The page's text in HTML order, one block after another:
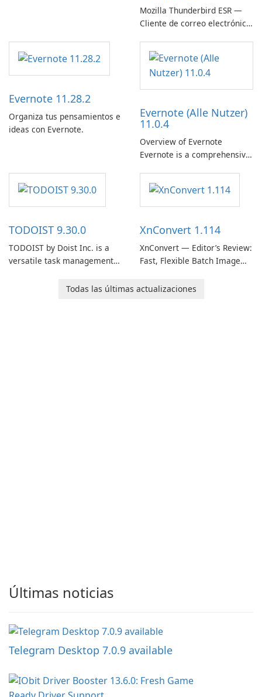
Mozilla Thunderbird ESR —
Cliente de correo electrónico
empresas
Evernote 11.28.2
Organiza tus pensamientos e
ideas con Evernote.
Evernote (Alle Nutzer)
11.0.4
Overview of Evernote
Evernote is a comprehensive
software designed to help
users capture, organize, and
access information across
TODOIST 9.30.0
TODOIST by Doist Inc. is a
versatile task management
individuals and teams
XnConvert 1.114
XnConvert — Editor’s Review:
Fast, Flexible Batch Image
macOS and Linux XnConvert
Todas las últimas actualizaciones
Últimas noticias
Telegram Desktop 7.0.9 available